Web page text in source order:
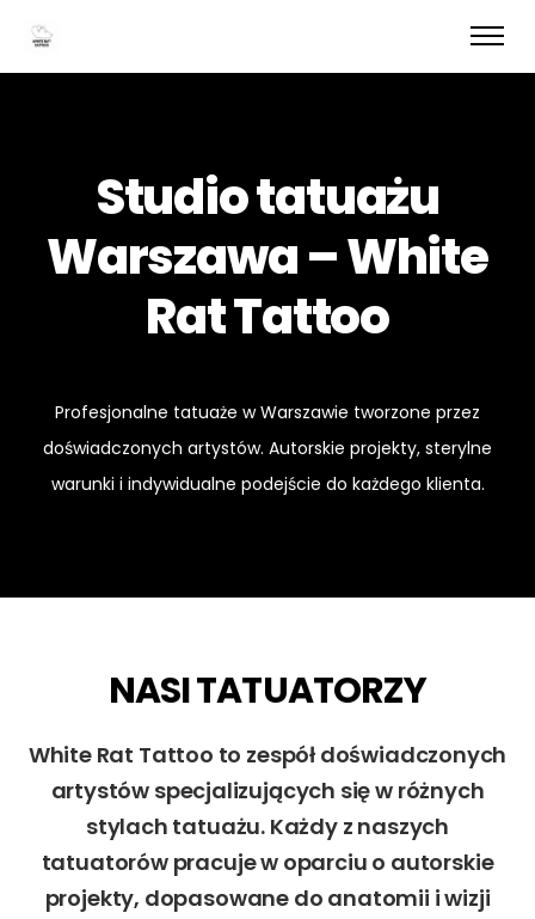
Studio tatuażu
Warszawa – White
Rat Tattoo
Profesjonalne tatuaże w Warszawie tworzone przez
doświadczonych artystów. Autorskie projekty, sterylne
warunki i indywidualne podejście do każdego klienta.
NASI TATUATORZY
White Rat Tattoo to zespół doświadczonych
artystów specjalizujących się w różnych
stylach tatuażu. Każdy z naszych
tatuatorów pracuje w oparciu o autorskie
projekty, dopasowane do anatomii i wizji